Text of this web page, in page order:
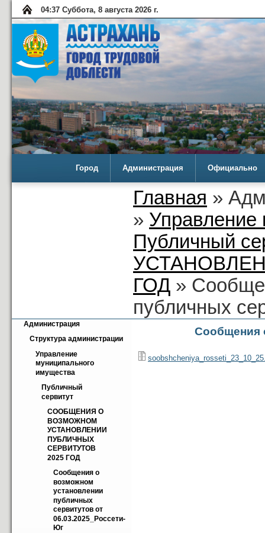
04:37 Суббота, 8 августа 2026 г.
Город Администрация Официально
Главная »
» Управление
Публичный
ГОД »
публичных
Администрация
Структура администрации
Управление
муниципального
имущества
Публичный
сервитут
СООБЩЕНИЯ О
ВОЗМОЖНОМ
УСТАНОВЛЕНИИ
ПУБЛИЧНЫХ
СЕРВИТУТОВ
2025 ГОД
Cообщения о
возможном
установлении
публичных
сервитутов от
06.03.2025_Россети-
Юг
Сообщения